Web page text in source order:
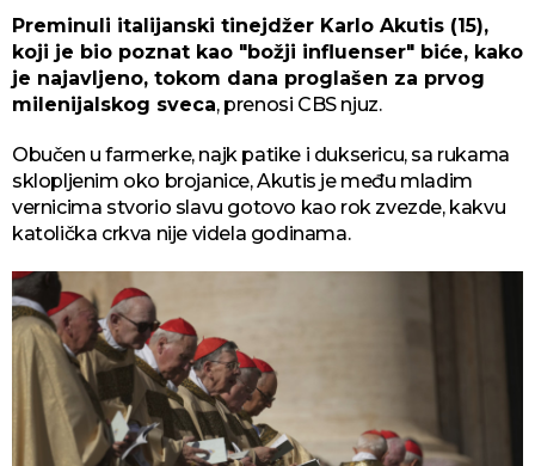
Preminuli italijanski tinejdžer Karlo Akutis (15),
koji je bio poznat kao "božji influenser" biće, kako
je najavljeno, tokom dana proglašen za prvog
milenijalskog sveca, prenosi CBS njuz.
Obučen u farmerke, najk patike i duksericu, sa rukama
sklopljenim oko brojanice, Akutis je među mladim
vernicima stvorio slavu gotovo kao rok zvezde, kakvu
katolička crkva nije videla godinama.